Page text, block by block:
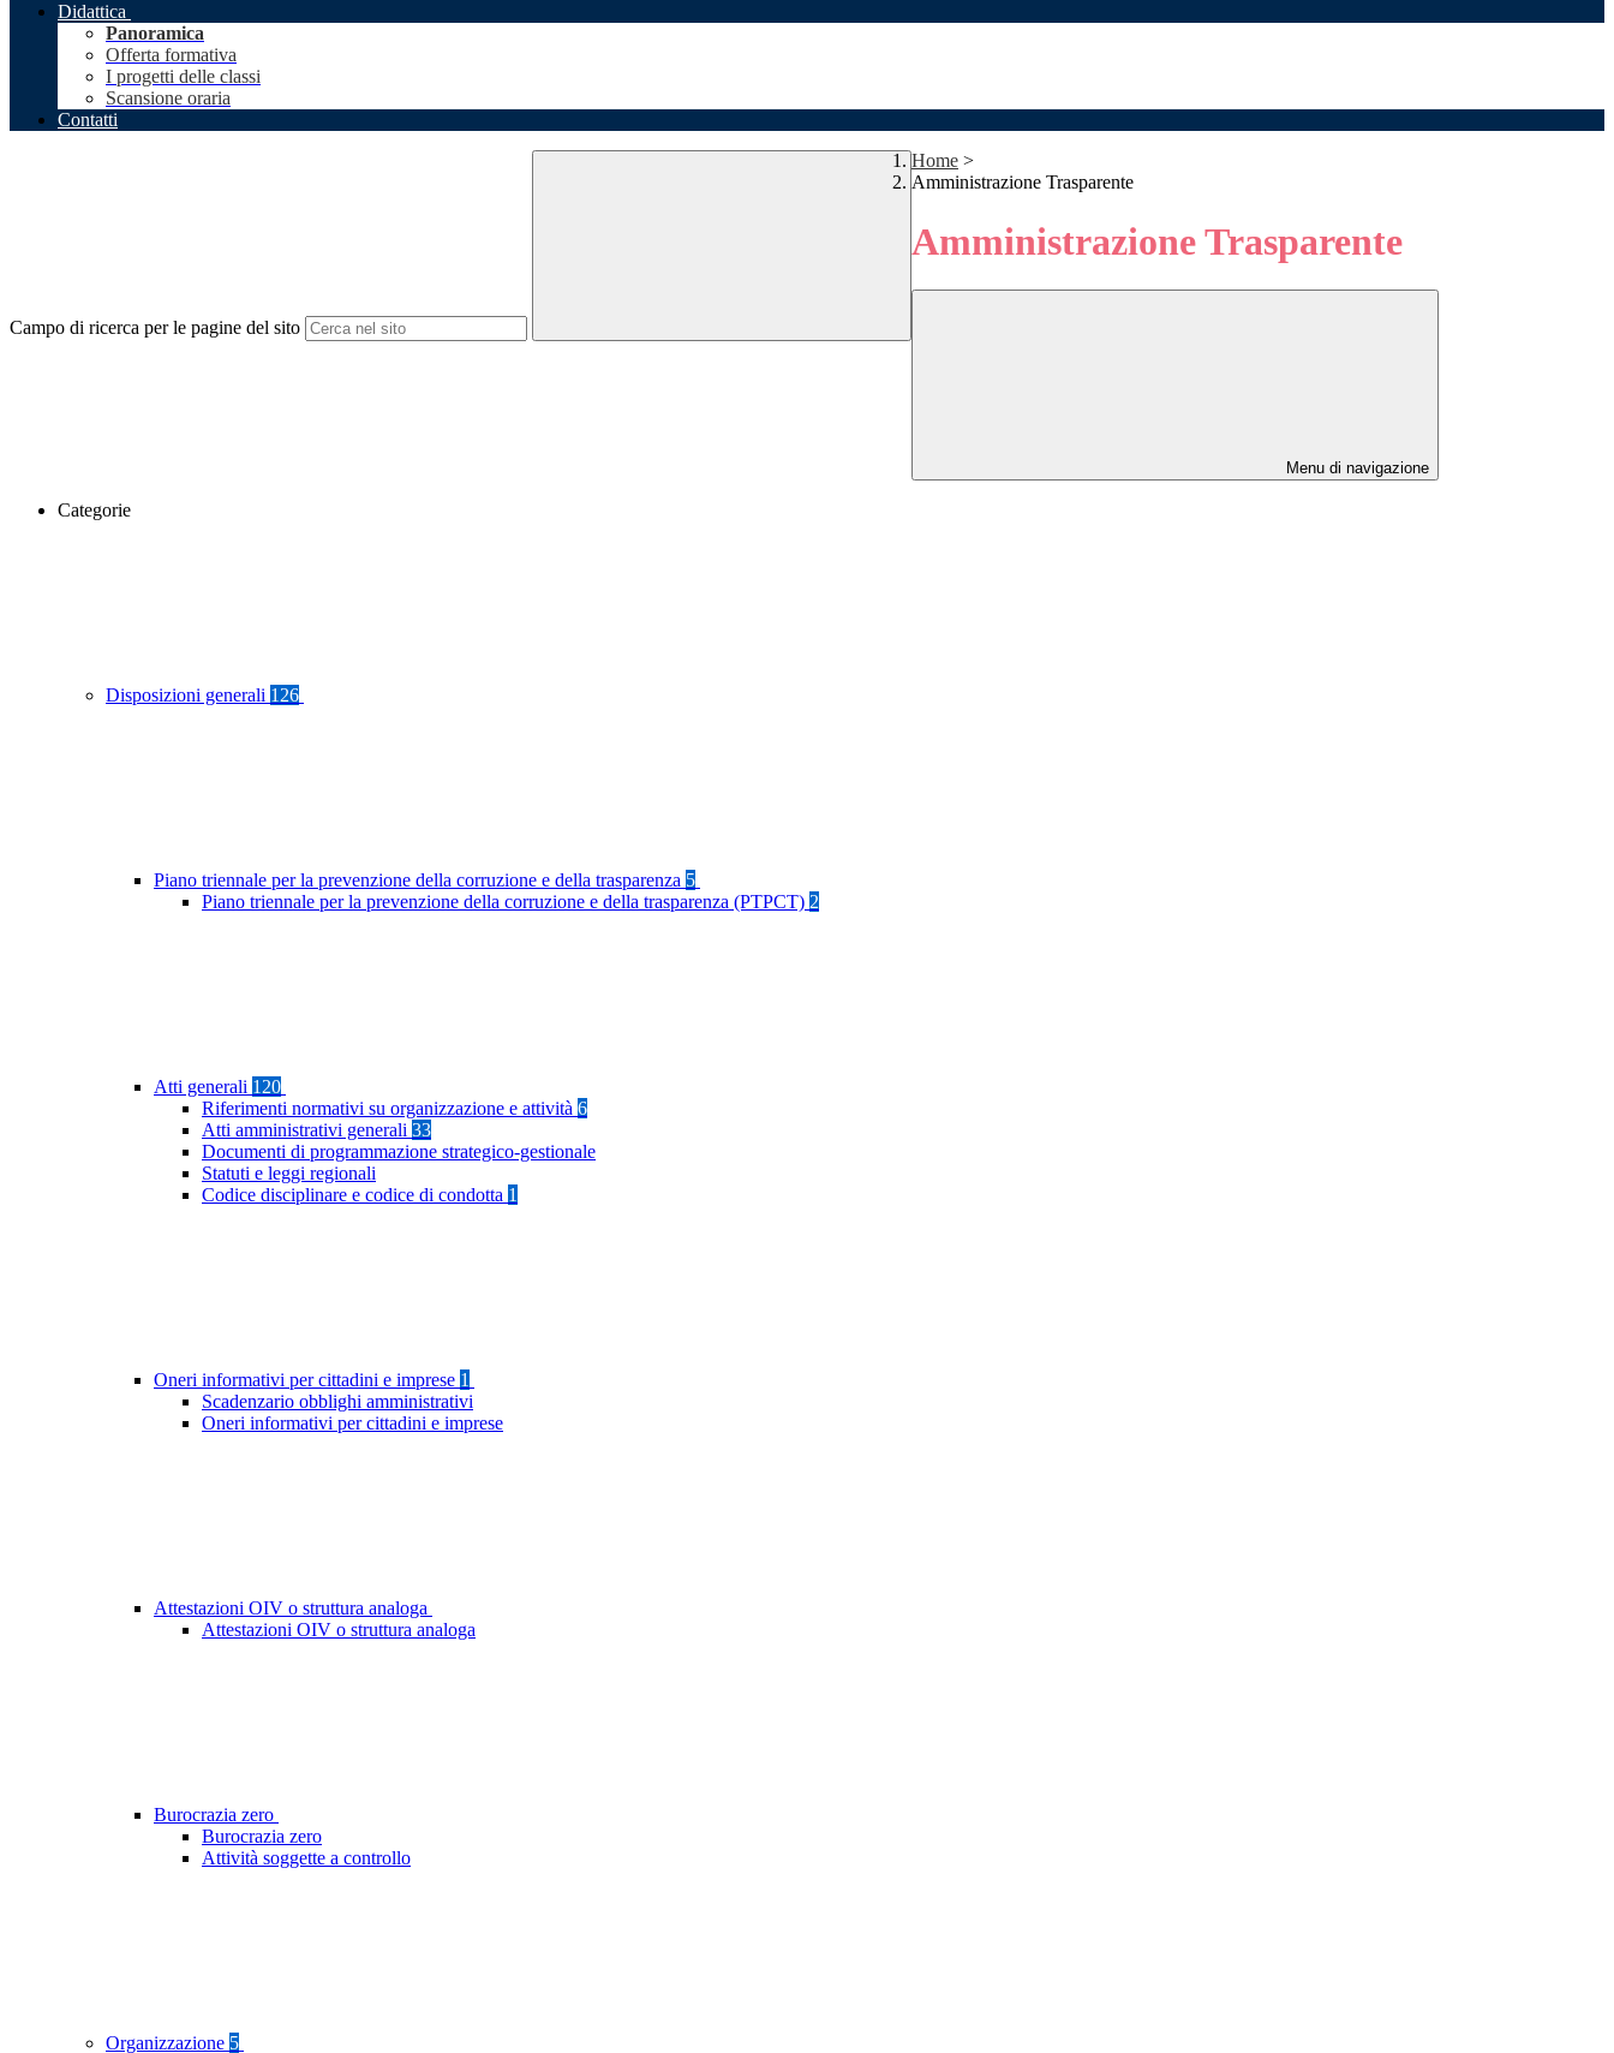
Didattica
Panoramica
Offerta formativa
I progetti delle classi
Scansione oraria
Contatti
Campo di ricerca per le pagine del sito
Home >
Amministrazione Trasparente
Amministrazione Trasparente
Menu di navigazione
Categorie
Disposizioni generali 126
Piano triennale per la prevenzione della corruzione e della trasparenza 5
Piano triennale per la prevenzione della corruzione e della trasparenza (PTPCT) 2
Atti generali 120
Riferimenti normativi su organizzazione e attività 6
Atti amministrativi generali 33
Documenti di programmazione strategico-gestionale
Statuti e leggi regionali
Codice disciplinare e codice di condotta 1
Oneri informativi per cittadini e imprese 1
Scadenzario obblighi amministrativi
Oneri informativi per cittadini e imprese
Attestazioni OIV o struttura analoga
Attestazioni OIV o struttura analoga
Burocrazia zero
Burocrazia zero
Attività soggette a controllo
Organizzazione 5